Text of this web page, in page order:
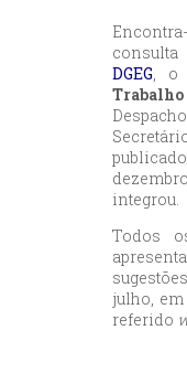
DGEG, o
publicado
integrou.
Todos
julho,
referido